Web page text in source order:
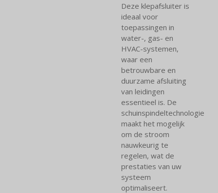
Deze klepafsluiter is
ideaal voor
toepassingen in
water-, gas- en
HVAC-systemen,
waar een
betrouwbare en
duurzame afsluiting
van leidingen
essentieel is. De
schuinspindeltechnologie
maakt het mogelijk
om de stroom
nauwkeurig te
regelen, wat de
prestaties van uw
systeem
optimaliseert.